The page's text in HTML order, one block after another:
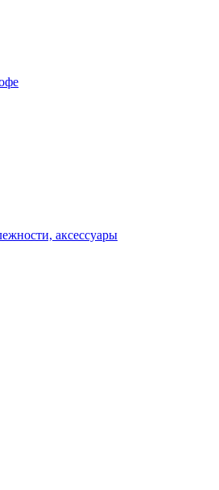
аксессуары